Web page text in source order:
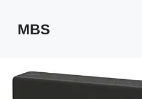
contenido
MBS